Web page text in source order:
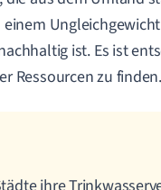
ist. Es ist
Ressourcen zu finden.